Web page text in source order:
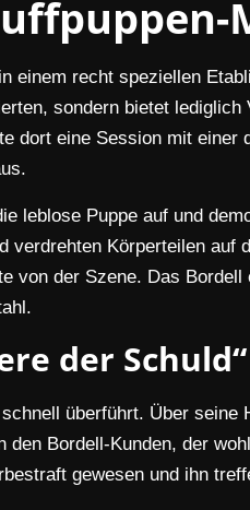
einem recht speziellen
sondern bietet
dort eine Session mit einer
leblose Puppe auf und
verdrehten Körperteilen auf
von der Szene. Das
der Schuld“
überführt. Über seine
den Bordell-Kunden, der
gewesen und ihn